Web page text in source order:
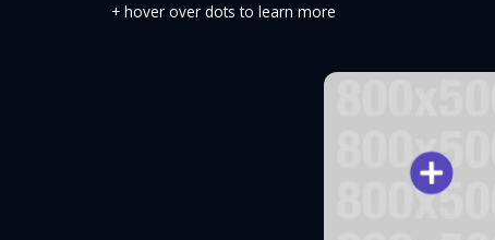
+ hover over dots to learn more